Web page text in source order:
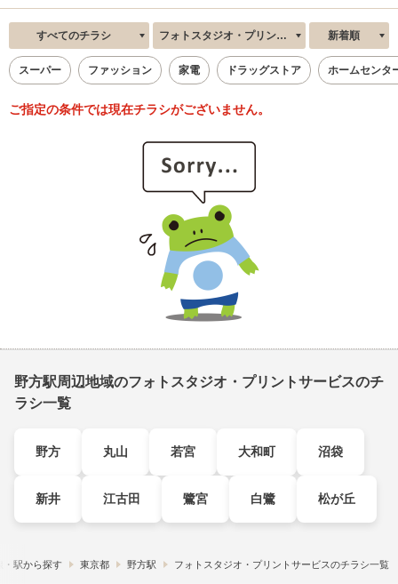
すべてのチラシ フォトスタジオ・プリントサービス 新着順
スーパー ファッション 家電 ドラッグストア ホームセンタ
ご指定の条件では現在チラシがございません。
野方駅周辺地域のフォトスタジオ・プリントサービスのチ
ラシ一覧
野方 丸山 若宮 大和町 沼袋
新井 江古田 鷺宮 白鷺 松が丘
・駅から探す 東京都 野方駅 フォトスタジオ・プリントサービスのチラシ一覧